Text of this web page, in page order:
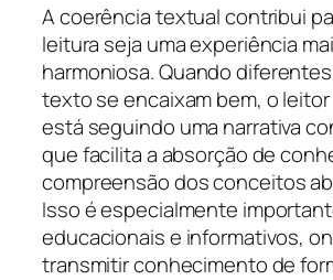
A coerência textual contribui
leitura seja uma experiência
harmoniosa. Quando
texto se encaixam bem, o
está seguindo uma narrativa
que facilita a absorção de
compreensão dos conceitos
Isso é especialmente
educacionais e informativos,
transmitir conhecimento de